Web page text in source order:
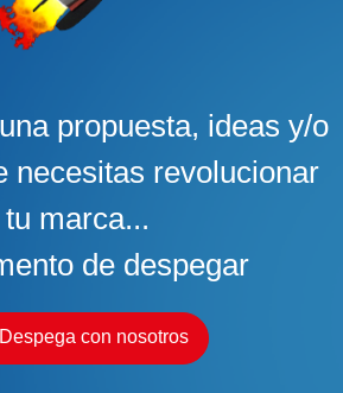
propuesta, ideas y/o
necesitas revolucionar
tu marca...
de despegar
Despega con nosotros